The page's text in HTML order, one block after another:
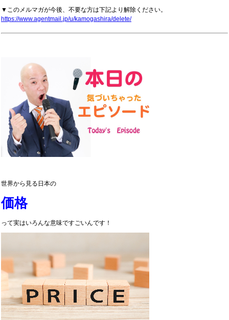
▼このメルマガが今後、不要な方は下記より解除ください。
https://www.agentmail.jp/u/kamogashira/delete/
世界から見る日本の
価格
って実はいろんな意味ですごいんです！